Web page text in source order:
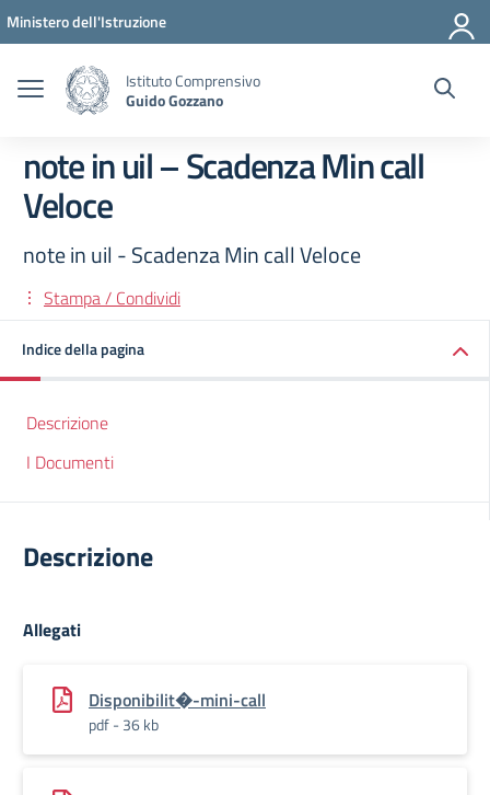
Vai ai contenuti
Vai al menu di navigazione
Vai al footer
Ministero dell'Istruzione
Istituto Comprensivo
Guido Gozzano
note in uil – Scadenza Min call
Veloce
note in uil - Scadenza Min call Veloce
Stampa / Condividi
Indice della pagina
Descrizione
I Documenti
Descrizione
Allegati
Disponibilit�-mini-call
pdf - 36 kb